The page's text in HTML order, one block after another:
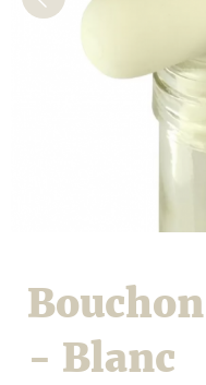
- Blanc